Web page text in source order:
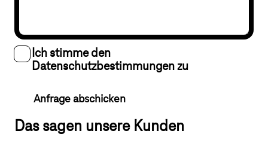
Ich stimme den
Datenschutzbestimmungen zu
Anfrage abschicken
Das sagen unsere Kunden